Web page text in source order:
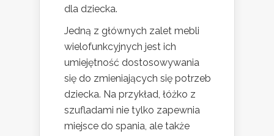
dla dziecka.
Jedną z głównych zalet mebli
wielofunkcyjnych jest ich
umiejętność dostosowywania
się do zmieniających się potrzeb
dziecka. Na przykład, łóżko z
szufladami nie tylko zapewnia
miejsce do spania, ale także